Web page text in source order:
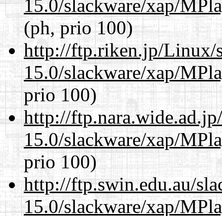
15.0/slackware/xap/
(ph, prio 100)
http://ftp.riken.jp/Linux/
15.0/slackware/xap/
prio 100)
http://
15.0/slackware/xap/
prio 100)
http://ftp.swin.edu.au/
15.0/slackware/xap/